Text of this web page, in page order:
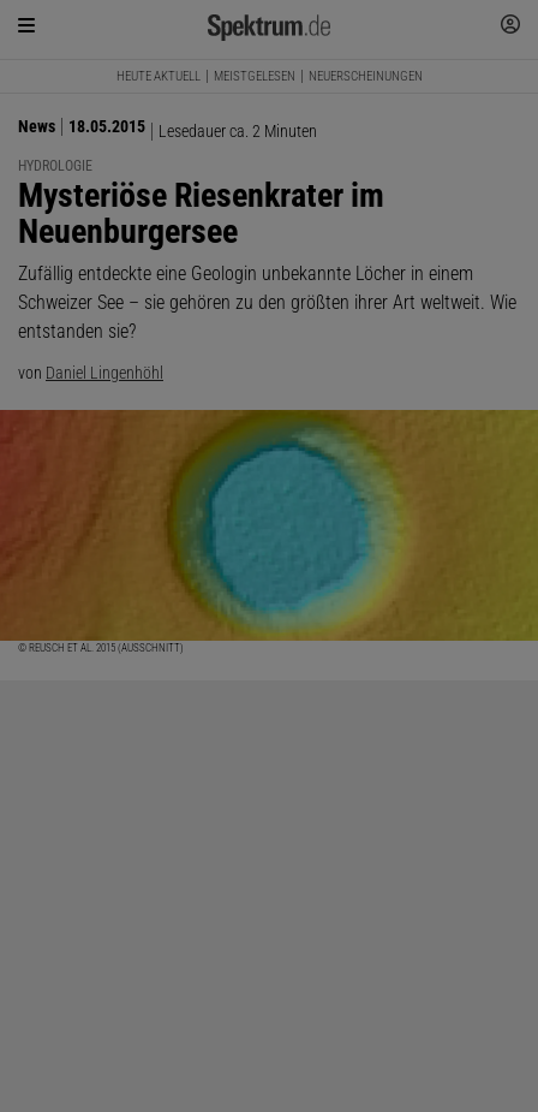
HEUTE AKTUELL MEISTGELESEN NEUERSCHEINUNGEN
News 18.05.2015 Lesedauer ca. 2 Minuten
HYDROLOGIE
:
Mysteriöse Riesenkrater im
Neuenburgersee
Zufällig entdeckte eine Geologin unbekannte Löcher in einem
Schweizer See – sie gehören zu den größten ihrer Art weltweit. Wie
entstanden sie?
von Daniel Lingenhöhl
© REUSCH ET AL. 2015 (AUSSCHNITT)